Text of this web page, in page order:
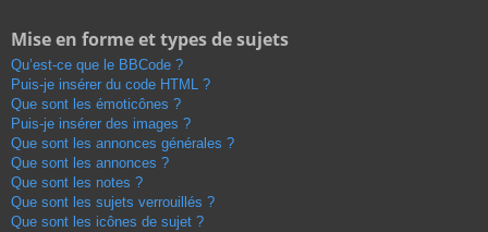
Mise en forme et types de sujets
Qu’est-ce que le BBCode ?
Puis-je insérer du code HTML ?
Que sont les émoticônes ?
Puis-je insérer des images ?
Que sont les annonces générales ?
Que sont les annonces ?
Que sont les notes ?
Que sont les sujets verrouillés ?
Que sont les icônes de sujet ?